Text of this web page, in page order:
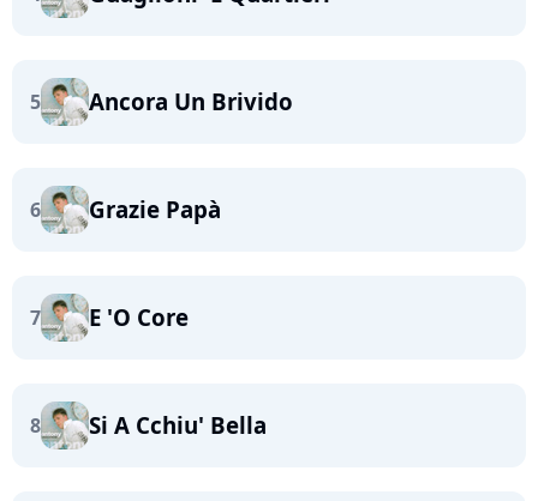
5 Ancora Un Brivido
6 Grazie Papà
7 E 'O Core
8 Si A Cchiu' Bella